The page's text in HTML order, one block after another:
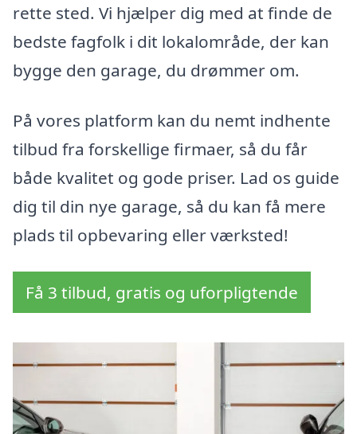
rette sted. Vi hjælper dig med at finde de
bedste fagfolk i dit lokalområde, der kan
bygge den garage, du drømmer om.
På vores platform kan du nemt indhente
tilbud fra forskellige firmaer, så du får
både kvalitet og gode priser. Lad os guide
dig til din nye garage, så du kan få mere
plads til opbevaring eller værksted!
Få 3 tilbud, gratis og uforpligtende